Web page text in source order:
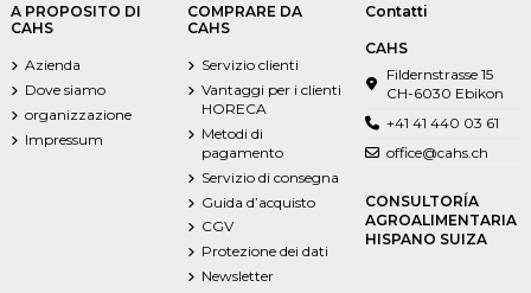
A PROPOSITO DI
CAHS
Azienda
Dove siamo
organizzazione
Impressum
COMPRARE DA
CAHS
Servizio clienti
Vantaggi per i clienti
HORECA
Metodi di
pagamento
Servizio di consegna
Guida d’acquisto
CGV
Protezione dei dati
Newsletter
Contatti
CAHS
Fildernstrasse 15
CH-6030 Ebikon
+41 41 440 03 61
office@cahs.ch
CONSULTORÍA
AGROALIMENTARIA
HISPANO SUIZA